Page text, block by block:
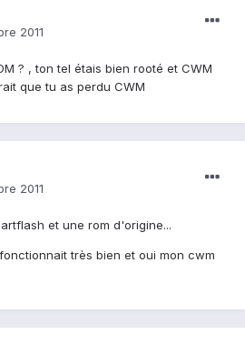
2011
? , ton tel étais bien rooté et CWM
que tu as perdu CWM
2011
et une rom d'origine...
très bien et oui mon cwm